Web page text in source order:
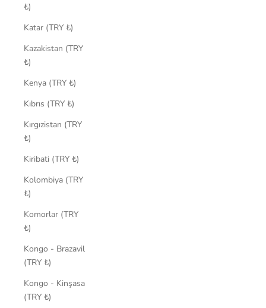
₺)
Katar (TRY ₺)
Kazakistan (TRY
₺)
Kenya (TRY ₺)
Kıbrıs (TRY ₺)
Kırgızistan (TRY
₺)
Kiribati (TRY ₺)
Kolombiya (TRY
₺)
Komorlar (TRY
₺)
Kongo - Brazavil
(TRY ₺)
Kongo - Kinşasa
(TRY ₺)